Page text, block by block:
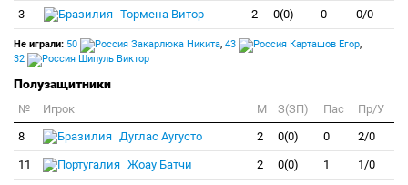
3 Тормена Витор 2 0(0) 0 0/0
Не играли: 50 Закарлюка Никита, 43 Карташов Егор,
32
Шипуль Виктор
Полузащитники
№ Игрок M З(ЗП) Пас
Пр/У
8
Дуглас Аугусто 2 0(0) 0 2/0
11 Жоау Батчи 2 0(0) 1 1/0